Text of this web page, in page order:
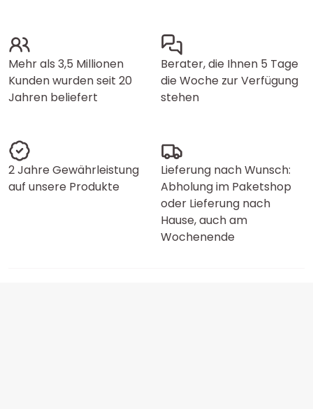
Mehr als 3,5 Millionen
Kunden wurden seit 20
Jahren beliefert
Berater, die Ihnen 5 Tage
die Woche zur Verfügung
stehen
2 Jahre Gewährleistung
auf unsere Produkte
Lieferung nach Wunsch:
Abholung im Paketshop
oder Lieferung nach
Hause, auch am
Wochenende